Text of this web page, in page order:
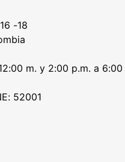
-18
m. y 2:00 p.m. a 6:00
52001